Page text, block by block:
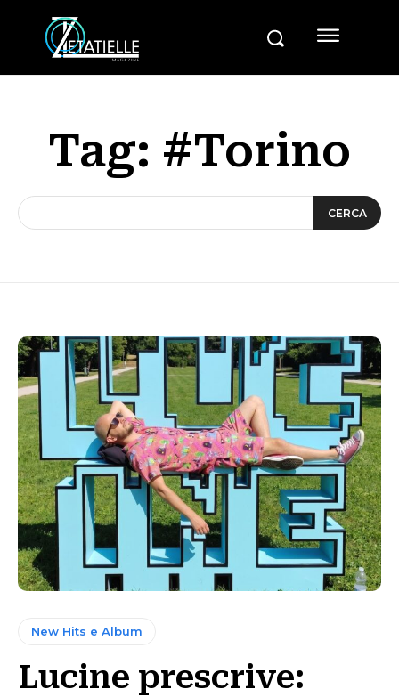
Tag: #Torino
CERCA
New Hits e Album
Lucine prescrive: